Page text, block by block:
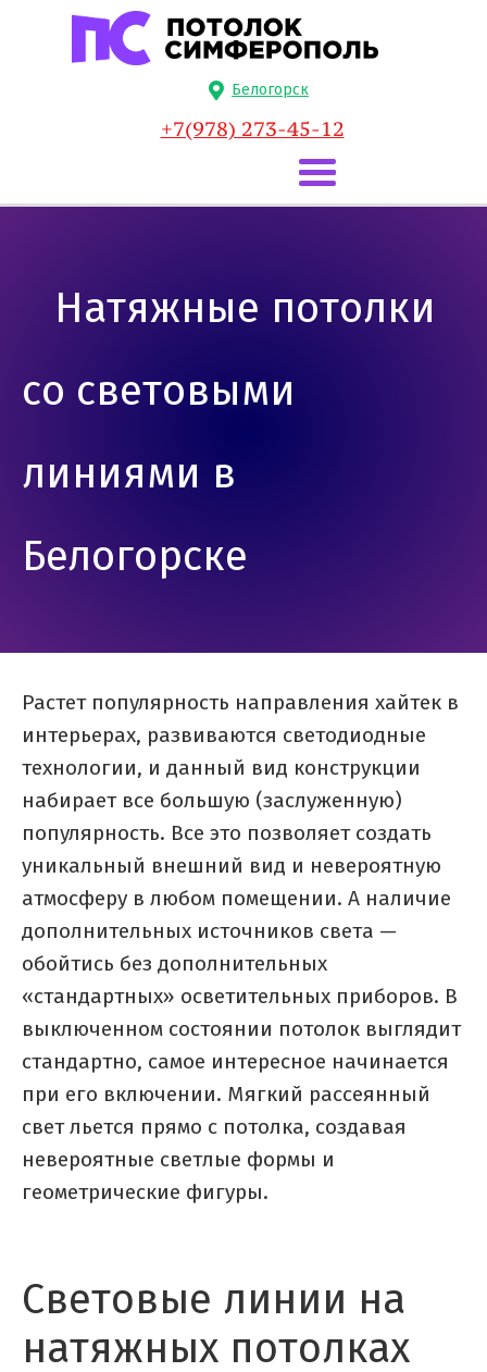
Белогорск
+7(978) 273-45-12
Натяжные потолки
со световыми
линиями в
Белогорске
Растет популярность направления хайтек в
интерьерах, развиваются светодиодные
технологии, и данный вид конструкции
набирает все большую (заслуженную)
популярность. Все это позволяет создать
уникальный внешний вид и невероятную
атмосферу в любом помещении. А наличие
дополнительных источников света —
обойтись без дополнительных
«стандартных» осветительных приборов. В
выключенном состоянии потолок выглядит
стандартно, самое интересное начинается
при его включении. Мягкий рассеянный
свет льется прямо с потолка, создавая
невероятные светлые формы и
геометрические фигуры.
Световые линии на
натяжных потолках